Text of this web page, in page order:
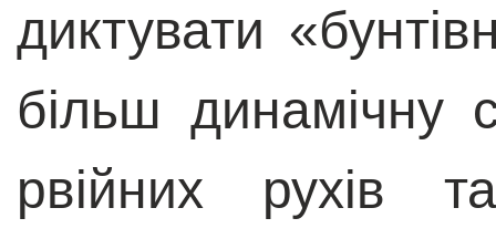
диктувати
більш динамічну
рвійних рухів